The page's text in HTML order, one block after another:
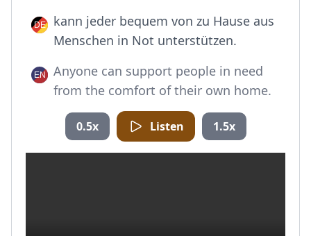
kann jeder bequem von zu Hause aus
Menschen in Not unterstützen.
Anyone can support people in need
from the comfort of their own home.
0.5x Listen 1.5x